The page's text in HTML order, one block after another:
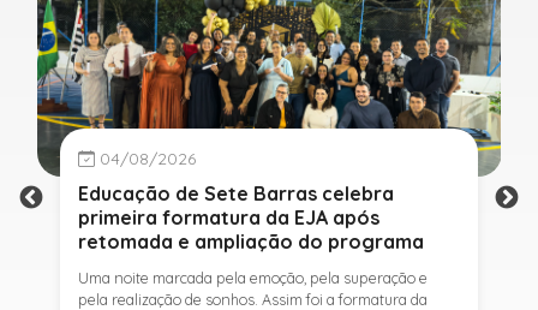
04/08/2026
Educação de Sete Barras celebra
primeira formatura da EJA após
retomada e ampliação do programa
Uma noite marcada pela emoção, pela superação e
pela realização de sonhos. Assim foi a formatura da